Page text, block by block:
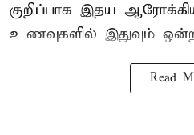
குறிப்பாக இதய
உணவுகளில் இதுவும்
Read